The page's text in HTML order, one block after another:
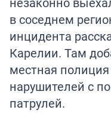
в соседнем
инцидента
Карелии. Там
местная
нарушителей с
патрулей.